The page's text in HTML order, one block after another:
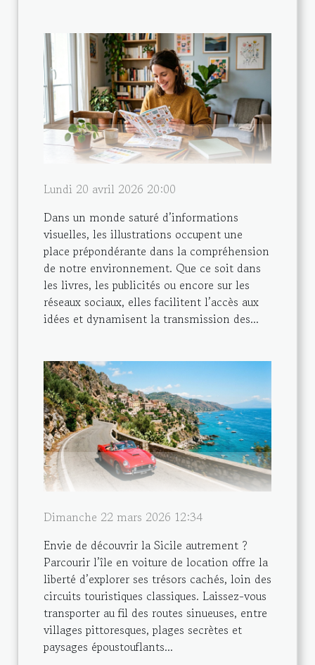
Lundi 20 avril 2026 20:00
Dans un monde saturé d’informations
visuelles, les illustrations occupent une
place prépondérante dans la compréhension
de notre environnement. Que ce soit dans
les livres, les publicités ou encore sur les
réseaux sociaux, elles facilitent l’accès aux
idées et dynamisent la transmission des...
Dimanche 22 mars 2026 12:34
Envie de découvrir la Sicile autrement ?
Parcourir l’île en voiture de location offre la
liberté d’explorer ses trésors cachés, loin des
circuits touristiques classiques. Laissez-vous
transporter au fil des routes sinueuses, entre
villages pittoresques, plages secrètes et
paysages époustouflants...